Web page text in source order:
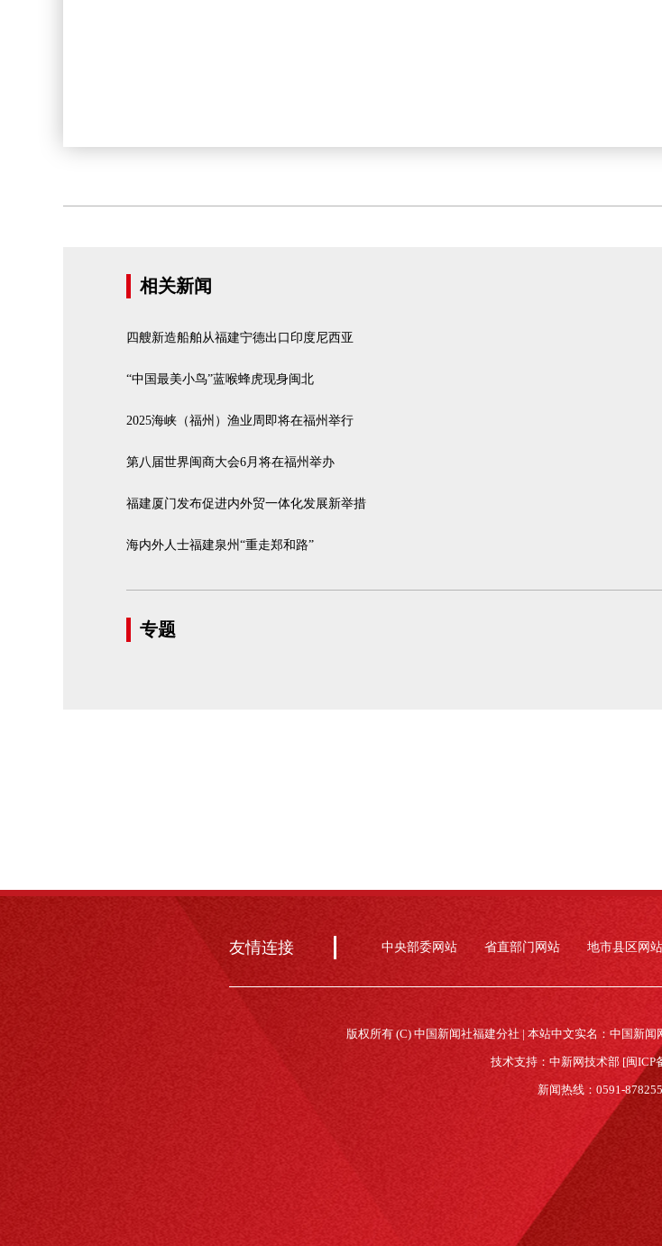
相关新闻
四艘新造船舶从福建宁德出口印度尼西亚
“中国最美小鸟”蓝喉蜂虎现身闽北
2025海峡（福州）渔业周即将在福州举行
第八届世界闽商大会6月将在福州举办
福建厦门发布促进内外贸一体化发展新举措
海内外人士福建泉州“重走郑和路”
专题
友情连接 中央部委网站 省直部门网站 地市县区网站
版权所有 (C) 中国新闻社福建分社 | 本站中文实名：中国新闻
技术支持：中新网技术部 [闽ICP
新闻热线：0591-